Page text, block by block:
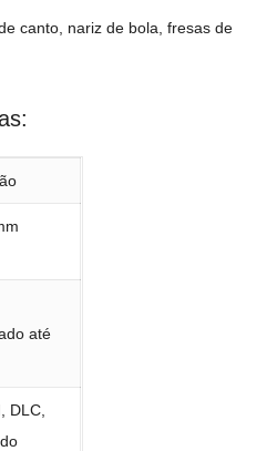
canto, nariz de bola, fresas de
até
DLC,